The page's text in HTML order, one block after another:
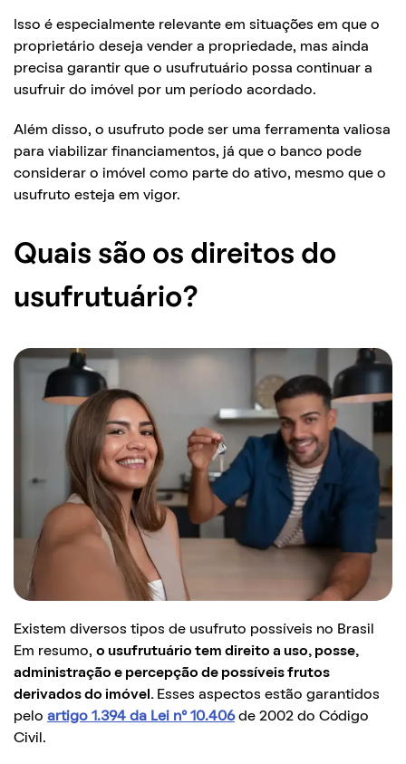
Isso é especialmente relevante em situações em que o
proprietário deseja vender a propriedade, mas ainda
precisa garantir que o usufrutuário possa continuar a
usufruir do imóvel por um período acordado.
Além disso, o usufruto pode ser uma ferramenta valiosa
para viabilizar financiamentos, já que o banco pode
considerar o imóvel como parte do ativo, mesmo que o
usufruto esteja em vigor.
Quais são os direitos do
usufrutuário?
Existem diversos tipos de usufruto possíveis no Brasil
Em resumo, o usufrutuário tem direito a uso, posse,
administração e percepção de possíveis frutos
derivados do imóvel. Esses aspectos estão garantidos
pelo artigo 1.394 da Lei n° 10.406de 2002 do Código
Civil.